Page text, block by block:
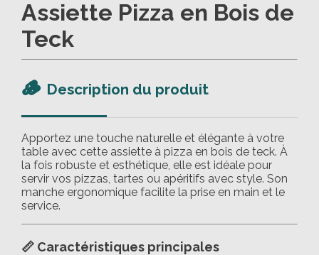
Assiette Pizza en Bois de
Teck
🪵 Description du produit
Apportez une touche naturelle et élégante à votre
table avec cette assiette à pizza en bois de teck. À
la fois robuste et esthétique, elle est idéale pour
servir vos pizzas, tartes ou apéritifs avec style. Son
manche ergonomique facilite la prise en main et le
service.
📏 Caractéristiques principales